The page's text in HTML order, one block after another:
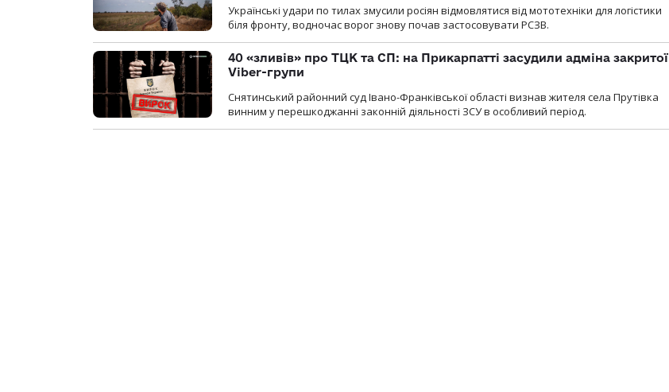
Українські удари по тилах змусили росіян відмовлятися від мототехніки для логістики
біля фронту, водночас ворог знову почав застосовувати РСЗВ.
40 «зливів» про ТЦК та СП: на Прикарпатті засудили адміна закритої
Viber-групи
Снятинський районний суд Івано-Франківської області визнав жителя села Прутівка
винним у перешкоджанні законній діяльності ЗСУ в особливий період.